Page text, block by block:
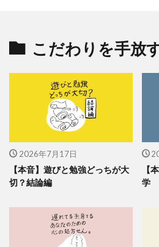
こだわりを手放
2026年7月17日
【本音】遊びと勉強どっちが大
切？結論編
【
学